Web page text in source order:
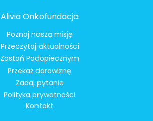
Alivia Onkofundacja
Poznaj naszą misję
Przeczytaj aktualności
Zostań Podopiecznym
Przekaż darowiznę
Zadaj pytanie
Polityka prywatności
Kontakt